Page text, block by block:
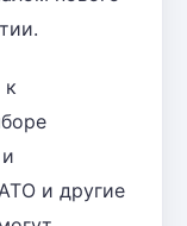
к
и другие